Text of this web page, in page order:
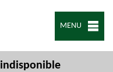
MENU
indisponible